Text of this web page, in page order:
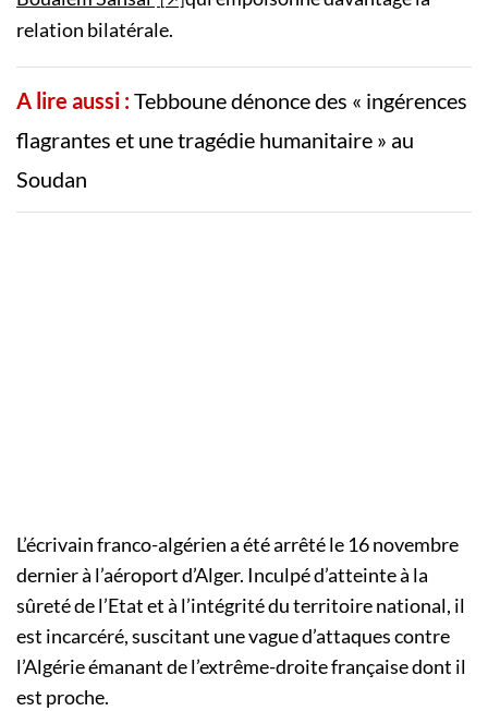
relation bilatérale.
A lire aussi :Tebboune dénonce des « ingérences
flagrantes et une tragédie humanitaire » au
Soudan
L’écrivain franco-algérien a été arrêté le 16 novembre
dernier à l’aéroport d’Alger. Inculpé d’atteinte à la
sûreté de l’Etat et à l’intégrité du territoire national, il
est incarcéré, suscitant une vague d’attaques contre
l’Algérie émanant de l’extrême-droite française dont il
est proche.